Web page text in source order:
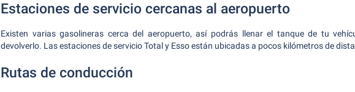
Estaciones de servicio cercanas al aeropuerto
Existen varias gasolineras cerca del aeropuerto, así podrás llenar el tanque de tu
devolverlo. Las estaciones de servicio Total y Esso están ubicadas a pocos kilómetros de
Rutas de conducción